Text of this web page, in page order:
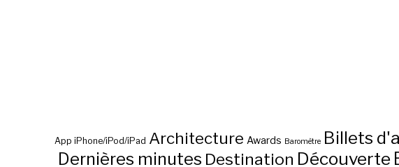
App iPhone/iPod/iPad Architecture Awards Baromètre Billets
Dernières minutes Destination Découverte